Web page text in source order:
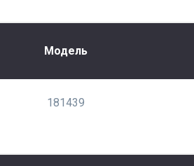
Модель
181439